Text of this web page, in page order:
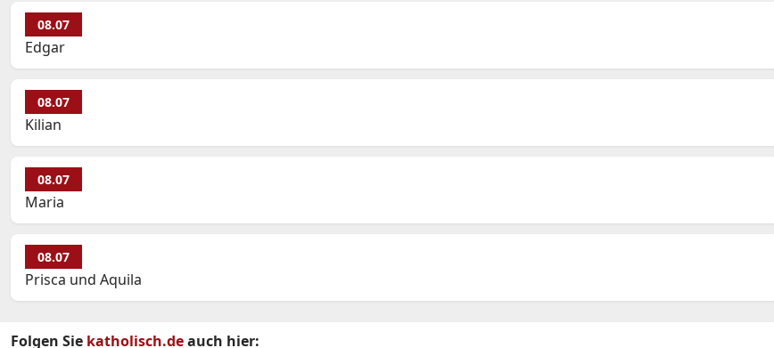
08.07
Edgar
08.07
Kilian
08.07
Maria
08.07
Prisca und Aquila
Folgen Sie katholisch.deauch hier: